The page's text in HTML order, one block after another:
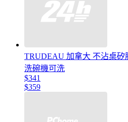
TRUDEAU 加拿大 不沾桌矽
洗碗機可洗
$341
$359